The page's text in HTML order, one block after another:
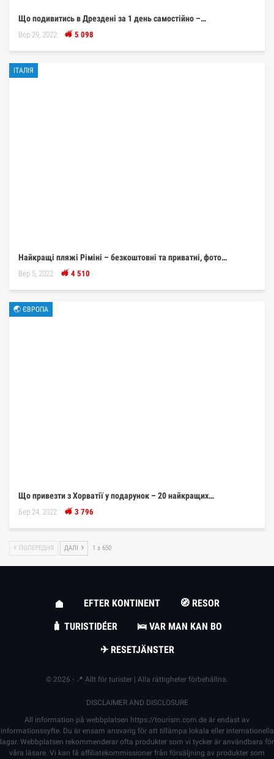
Що подивитись в Дрездені за 1 день самостійно –…
Вер 29, 2022 5 098
ІТАЛІЯ
Найкращі пляжі Ріміні – безкоштовні та приватні, фото…
Вер 5, 2022 4 510
🌏 ЄВРОПА
Що привезти з Хорватії у подарунок – 20 найкращих…
Бер 24, 2022 3 796
ПОПЕРЕДНЯ ДАЛІ 1 з 650
EFTER KONTINENT
🧭 RESOR
🧳 TURISTIDÉER
🛌 VAR MAN KAN BO
✈ RESETJÄNSTER
© 2026 - 📍 Allt för turister | Alla rättigheter förbehållna.
DISCLAIMER AND DISCLOSURE
All information på webbplatsen https://tourism.com.de är endast av
informationssyfte. Du är ensam ansvarig för att tillämpa lokala eller internationella
lagar. Webbplatsen rekommenderar ofta produkter som vi tycker är användbara för
våra läsare. Vi kan få affiliatekommissioner från försäljning av produkter som